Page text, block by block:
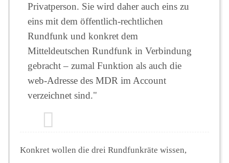
Privatperson. Sie wird daher auch eins zu
eins mit dem öffentlich-rechtlichen
Rundfunk und konkret dem
Mitteldeutschen Rundfunk in Verbindung
gebracht – zumal Funktion als auch die
web-Adresse des MDR im Account
verzeichnet sind."
Konkret wollen die drei Rundfunkräte wissen,